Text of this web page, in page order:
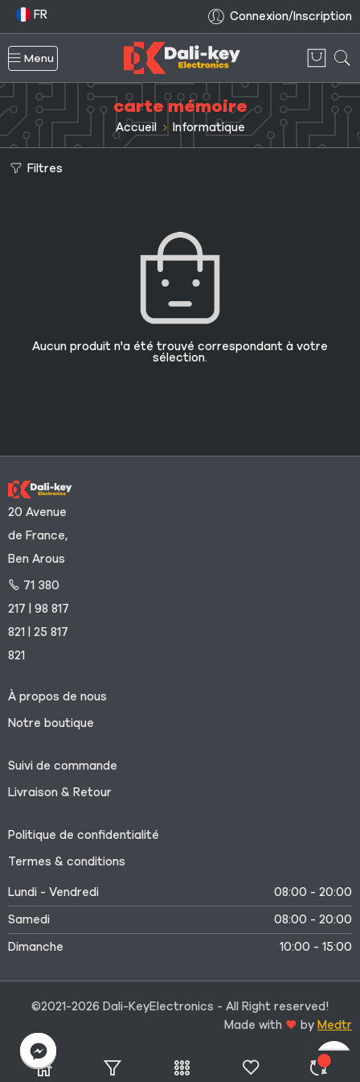
FR Connexion/Inscription
Menu
carte mémoire
Accueil Informatique
Filtres
Aucun produit n'a été trouvé correspondant à votre
sélection.
20 Avenue
de France,
Ben Arous
71 380
217 | 98 817
821 | 25 817
821
À propos de nous
Notre boutique
Suivi de commande
Livraison & Retour
Politique de confidentialité
Termes & conditions
Lundi - Vendredi
08:00 - 20:00
Samedi
08:00 - 20:00
Dimanche
10:00 - 15:00
©2021-2026 Dali-KeyElectronics - All Right reserved!
Made with
by Medtr